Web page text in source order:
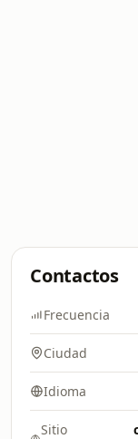
Contactos
Frecuencia
Ciudad
Idioma
Sitio